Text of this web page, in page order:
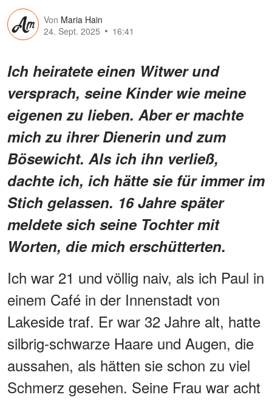
Von Maria Hain
24. Sept. 2025
16:41
Ich heiratete einen Witwer und
versprach, seine Kinder wie meine
eigenen zu lieben. Aber er machte
mich zu ihrer Dienerin und zum
Bösewicht. Als ich ihn verließ,
dachte ich, ich hätte sie für immer im
Stich gelassen. 16 Jahre später
meldete sich seine Tochter mit
Worten, die mich erschütterten.
Ich war 21 und völlig naiv, als ich Paul in
einem Café in der Innenstadt von
Lakeside traf. Er war 32 Jahre alt, hatte
silbrig-schwarze Haare und Augen, die
aussahen, als hätten sie schon zu viel
Schmerz gesehen. Seine Frau war acht